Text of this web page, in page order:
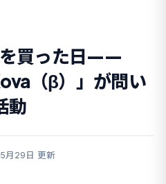
を買った日——
（β）」が問い
動
月29日 更新